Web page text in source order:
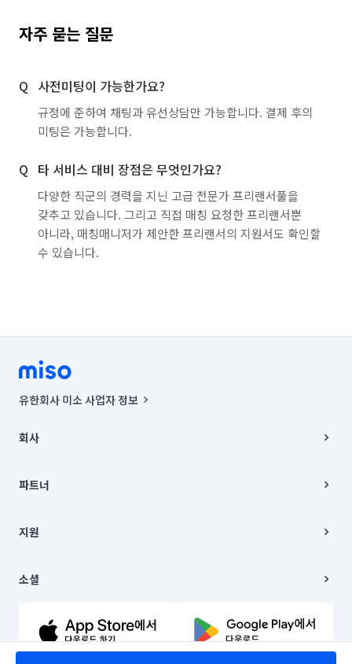
자주 묻는 질문
사전미팅이 가능한가요?
규정에 준하여 채팅과 유선상담만 가능합니다. 결제 후의
미팅은 가능합니다.
타 서비스 대비 장점은 무엇인가요?
다양한 직군의 경력을 지닌 고급 전문가 프리랜서풀을
갖추고 있습니다. 그리고 직접 매칭 요청한 프리랜서뿐
아니라, 매칭매니저가 제안한 프리랜서의 지원서도 확인할
수 있습니다.
유한회사 미소 사업자 정보
00019 |
주소 | 본사: 서울특별시 종로구 율곡로 6(중학동, 트윈트리빌딩) B동 5층
컨택센터 : 서울특별시 종로구 수송동 율곡로 24, 7층, 8층 미소
상품, 상품정보, 거래에 관한 의무와 책임은 거래당사자에게 있습니다.
언론 보도 관련 문의:
© 유한회사 미소. Miso, Inc. All Rights Reserved.
회사
채용
파트너
이사
지원
이용약관
문의하기
소셜
유튜브